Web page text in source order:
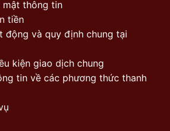
mật thông tin
tiền
động và quy định chung tại
kiện giao dịch chung
tin về các phương thức thanh